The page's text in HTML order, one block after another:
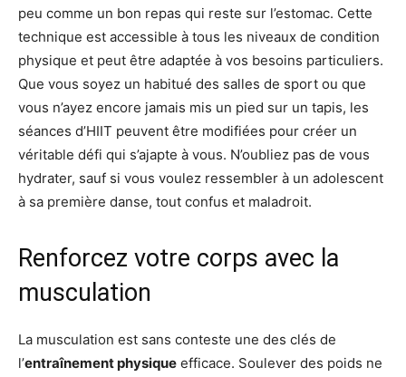
peu comme un bon repas qui reste sur l’estomac. Cette
technique est accessible à tous les niveaux de condition
physique et peut être adaptée à vos besoins particuliers.
Que vous soyez un habitué des salles de sport ou que
vous n’ayez encore jamais mis un pied sur un tapis, les
séances d’HIIT peuvent être modifiées pour créer un
véritable défi qui s’ajapte à vous. N’oubliez pas de vous
hydrater, sauf si vous voulez ressembler à un adolescent
à sa première danse, tout confus et maladroit.
Renforcez votre corps avec la
musculation
La musculation est sans conteste une des clés de
l’entraînement physique efficace. Soulever des poids ne